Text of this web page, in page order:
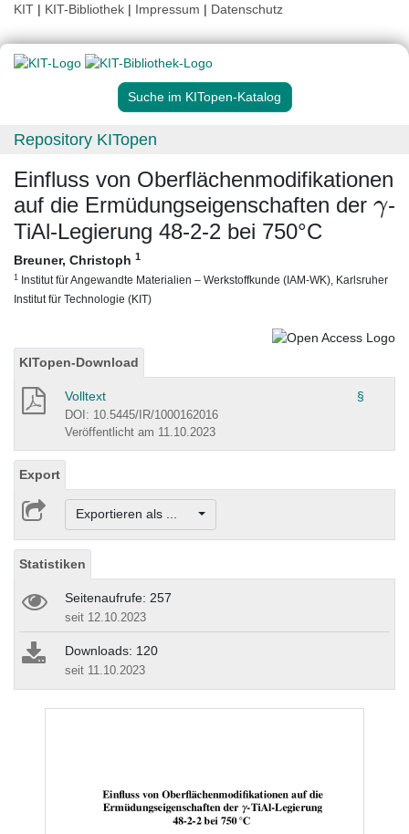
KIT | KIT-Bibliothek | Impressum | Datenschutz
Suche im KITopen-Katalog
Repository KITopen
Einfluss von Oberflächenmodifikationen
auf die Ermüdungseigenschaften der
γ
-
TiAl-Legierung 48-2-2 bei 750°C
Breuner, Christoph 1
1
Institut für Angewandte Materialien – Werkstoffkunde (IAM-WK), Karlsruher
Institut für Technologie (KIT)
KITopen-Download
Volltext §
DOI: 10.5445/IR/1000162016
Veröffentlicht am 11.10.2023
Export
Exportieren als ...
Statistiken
Seitenaufrufe: 257
seit 12.10.2023
Downloads: 120
seit 11.10.2023